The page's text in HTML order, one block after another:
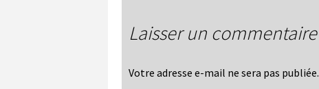
Laisser un commentaire
Votre adresse e-mail ne sera pas publiée.